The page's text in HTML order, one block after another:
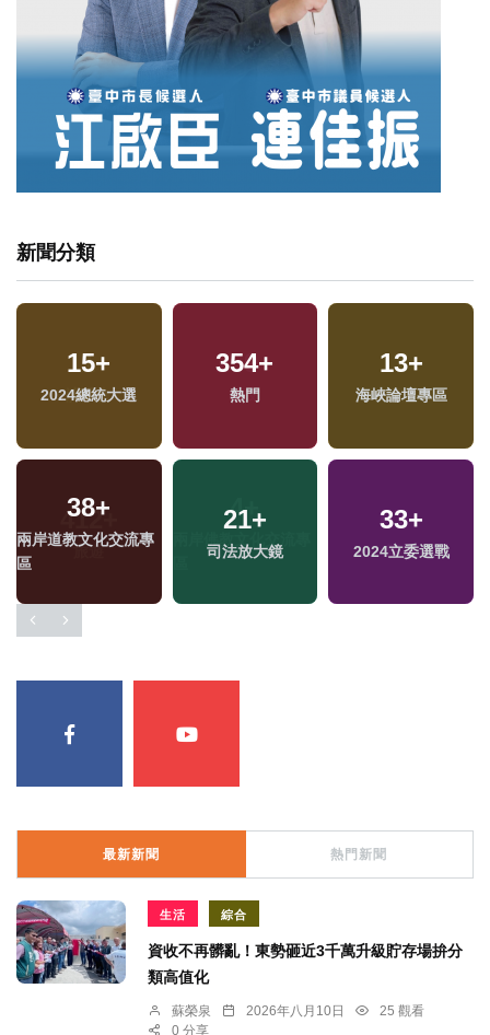
新聞分類
15+
2024總統大選
354+
熱門
13+
海峽論壇專區
38+
兩岸道教文化交流專
區
21+
司法放大鏡
33+
2024立委選戰
最新新聞 熱門新聞
生活 綜合
資收不再髒亂！東勢砸近3千萬升級貯存場拚分
類高值化
蘇榮泉 2026年八月10日
25 觀看
0 分享